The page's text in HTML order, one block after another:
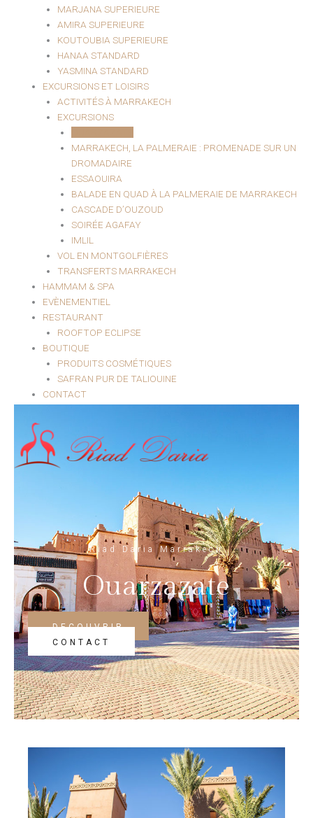
MARJANA SUPERIEURE
AMIRA SUPERIEURE
KOUTOUBIA SUPERIEURE
HANAA STANDARD
YASMINA STANDARD
EXCURSIONS ET LOISIRS
ACTIVITÉS À MARRAKECH
EXCURSIONS
MARRAKECH, LA PALMERAIE : PROMENADE SUR UN
DROMADAIRE
ESSAOUIRA
BALADE EN QUAD À LA PALMERAIE DE MARRAKECH
CASCADE D’OUZOUD
SOIRÉE AGAFAY
IMLIL
VOL EN MONTGOLFIÈRES
TRANSFERTS MARRAKECH
HAMMAM & SPA
EVÈNEMENTIEL
RESTAURANT
ROOFTOP ECLIPSE
BOUTIQUE
PRODUITS COSMÉTIQUES
SAFRAN PUR DE TALIOUINE
CONTACT
Riad Daria Marrakech
Ouarzazate
DECOUVRIR
CONTACT